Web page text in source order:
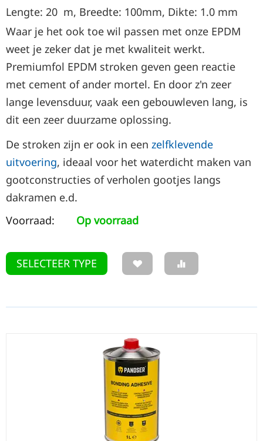
Lengte: 20 m, Breedte: 100mm, Dikte: 1.0 mm
Waar je het ook toe wil passen met onze EPDM
weet je zeker dat je met kwaliteit werkt.
Premiumfol EPDM stroken geven geen reactie
met cement of ander mortel. En door z'n zeer
lange levensduur, vaak een gebouwleven lang, is
dit een zeer duurzame oplossing.
De stroken zijn er ook in een zelfklevende
uitvoering, ideaal voor het waterdicht maken van
gootconstructies of verholen gootjes langs
dakramen e.d.
Voorraad:
Op voorraad
SELECTEER TYPE